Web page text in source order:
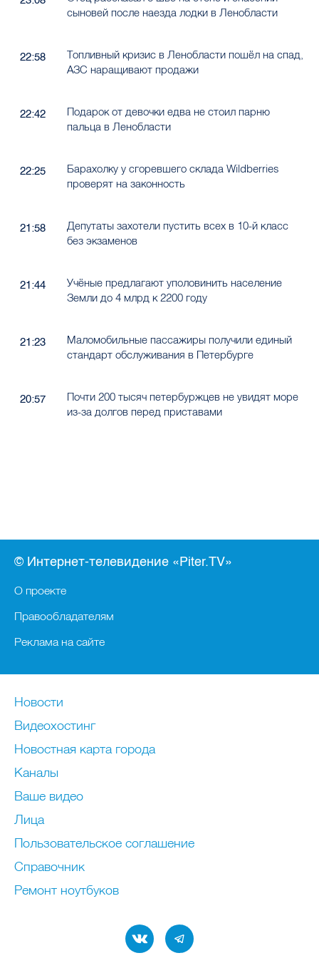
сыновей после наезда лодки в Ленобласти
22:58
Топливный кризис в Ленобласти пошёл на спад,
АЗС наращивают продажи
22:42
Подарок от девочки едва не стоил парню
пальца в Ленобласти
22:25
Барахолку у сгоревшего склада Wildberries
проверят на законность
21:58
Депутаты захотели пустить всех в 10-й класс
без экзаменов
21:44
Учёные предлагают уполовинить население
Земли до 4 млрд к 2200 году
21:23
Маломобильные пассажиры получили единый
стандарт обслуживания в Петербурге
20:57
Почти 200 тысяч петербуржцев не увидят море
из-за долгов перед приставами
© Интернет-телевидение «Piter.TV»
О проекте
Правообладателям
Реклама на сайте
Новости
Видеохостинг
Новостная карта города
Каналы
Ваше видео
Лица
Пользовательское соглашение
Справочник
Ремонт нoутбуков